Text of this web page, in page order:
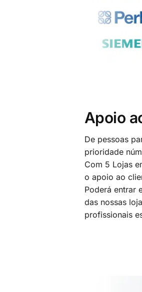
Apoio
De pessoas
prioridade
Com 5 Lojas
o apoio ao
Poderá entrar
das nossas
profissionais